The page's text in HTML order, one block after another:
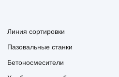
Линия сортировки
Пазовальные станки
Бетоносмесители